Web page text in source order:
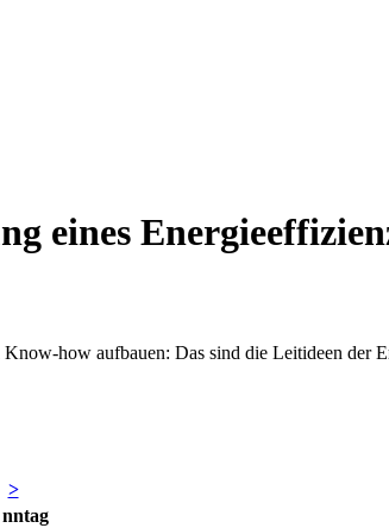
eines
how aufbauen: Das sind die Leitideen
>
nntag